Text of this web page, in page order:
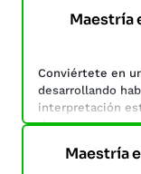
garantizar la
de las políticas
educativo de una
Maestría
Conviértete en
desarrollando
interpretación
Esta maestría
incorporación
Maestría